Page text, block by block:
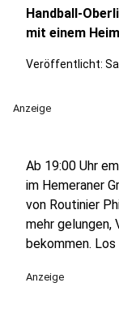
Handball-
mit einem
Veröffentlicht:
Anzeige
Ab 19:00 Uhr
im Hemeraner
von Routinier
mehr gelungen,
bekommen. Los
Anzeige